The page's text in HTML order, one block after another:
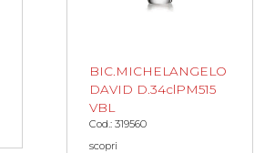
BIC.MICHELANGELO
DAVID D.34clPM515
VBL
Cod.: 319560
scopri